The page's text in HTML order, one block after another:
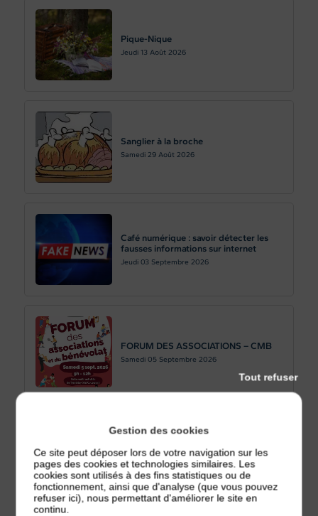
Pique-Nique
Jeudi 13 Août 2026
Sanglier à la broche
Samedi 29 Août 2026
Café numérique : savoir détecter les
fausses informations sur internet
Jeudi 03 Septembre 2026
FORUM DES ASSOCIATIONS – CMB
Samedi 05 Septembre 2026
Jeux et Marche
Jeudi 10 Septembre 2026
Gestion des cookies
Ce site peut déposer lors de votre navigation sur les
pages des cookies et technologies similaires. Les
cookies sont utilisés à des fins statistiques ou de
fonctionnement, ainsi que d'analyse (que vous pouvez
refuser ici), nous permettant d'améliorer le site en
continu.
Tout refuser